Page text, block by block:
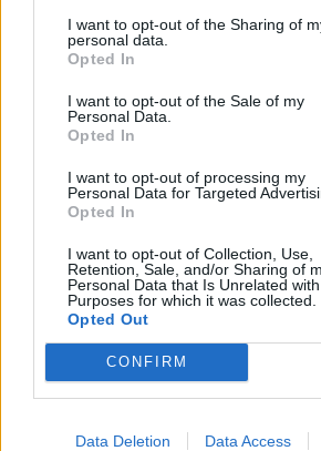
I want to opt-out of the Sharing of
personal data.
Opted In
I want to opt-out of the Sale of my
Personal Data.
Opted In
I want to opt-out of processing my
Personal Data for Targeted
Opted In
I want to opt-out of Collection, Use,
Retention, Sale, and/or Sharing of
Personal Data that Is Unrelated
Purposes for which it was collected.
Opted Out
CONFIRM
Data Deletion Data Access
Chuva provoca cortes de trânsito e
várias estradas do concelho de Sousel
O Município de Sousel mantém vários
às condições meteorológicas adversas,...